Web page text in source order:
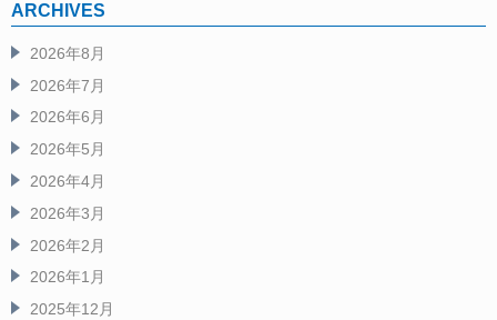
ARCHIVES
2026年8月
2026年7月
2026年6月
2026年5月
2026年4月
2026年3月
2026年2月
2026年1月
2025年12月